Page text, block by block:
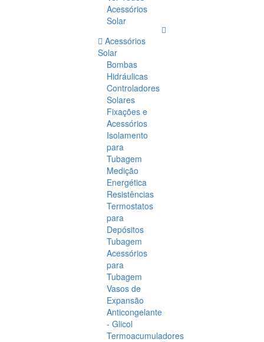
Acessórios
Solar
Acessórios
Solar
Bombas
Hidráulicas
Controladores
Solares
Fixações e
Acessórios
Isolamento
para
Tubagem
Medição
Energética
Resistências
Termostatos
para
Depósitos
Tubagem
Acessórios
para
Tubagem
Vasos de
Expansão
Anticongelante
- Glicol
Termoacumuladores